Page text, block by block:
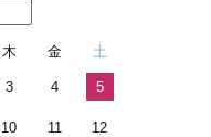
木 金 土
3 4 5
10 11 12